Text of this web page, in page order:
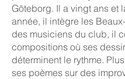
Göteborg. Il a vingt ans et
année, il intègre les
des musiciens du club, il
compositions où ses
déterminent le rythme.
ses poèmes sur des